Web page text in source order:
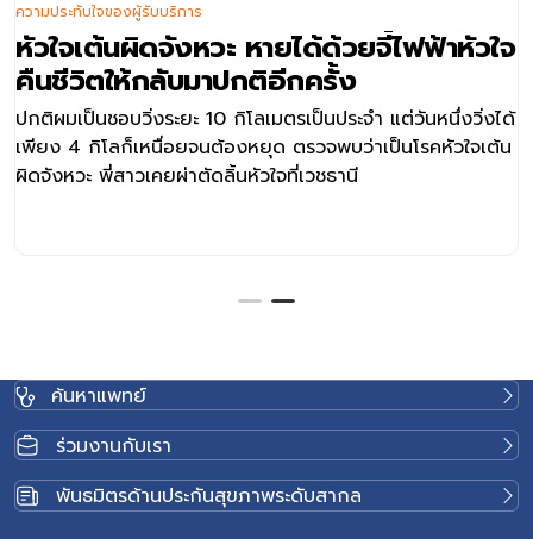
หัวใจเต้นผิดจังหวะ หายได้ด้วยจี้ไฟฟ้าหัวใจ
คืนชีวิตให้กลับมาปกติอีกครั้ง
ปกติผมเป็นชอบวิ่งระยะ 10 กิโลเมตรเป็นประจำ แต่วันหนึ่งวิ่งได้
เพียง 4 กิโลก็เหนื่อยจนต้องหยุด ตรวจพบว่าเป็นโรคหัวใจเต้น
ผิดจังหวะ พี่สาวเคยผ่าตัดลิ้นหัวใจที่เวชธานี
ความประทับใจของผู้รับบริการ
ค้นหาแพทย์
ร่วมงานกับเรา
พันธมิตรด้านประกันสุขภาพระดับสากล